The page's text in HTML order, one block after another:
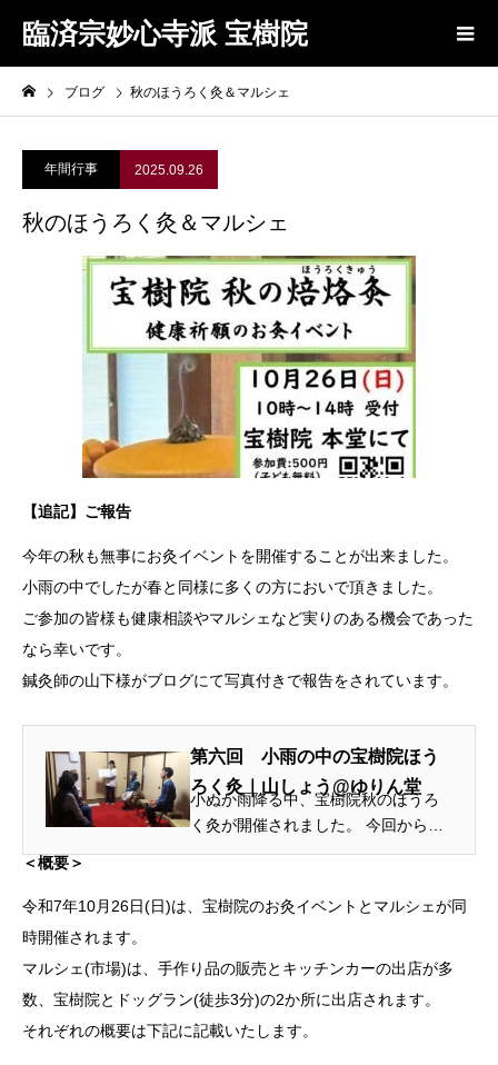
臨済宗妙心寺派 宝樹院
ブログ 秋のほうろく灸＆マルシェ
年間行事 2025.09.26
秋のほうろく灸＆マルシェ
【追記】ご報告
今年の秋も無事にお灸イベントを開催することが出来ました。
小雨の中でしたが春と同様に多くの方においで頂きました。
ご参加の皆様も健康相談やマルシェなど実りのある機会であった
なら幸いです。
鍼灸師の山下様がブログにて写真付きで報告をされています。
第六回 小雨の中の宝樹院ほう
ろく灸｜山しょう@ゆりん堂
小ぬか雨降る中、宝樹院秋のほうろ
く灸が開催されました。 今回から共
催予定だったマルシェは雨天のため
止となりました。残念！ そんな中、
＜概要＞
令和7年10月26日(日)は、宝樹院のお灸イベントとマルシェが同
時開催されます。
マルシェ(市場)は、手作り品の販売とキッチンカーの出店が多
数、宝樹院とドッグラン(徒歩3分)の2か所に出店されます。
それぞれの概要は下記に記載いたします。